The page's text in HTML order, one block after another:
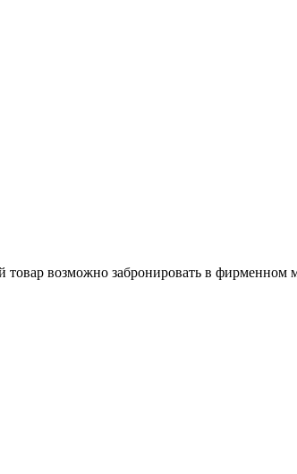
возможно забронировать в фирменном